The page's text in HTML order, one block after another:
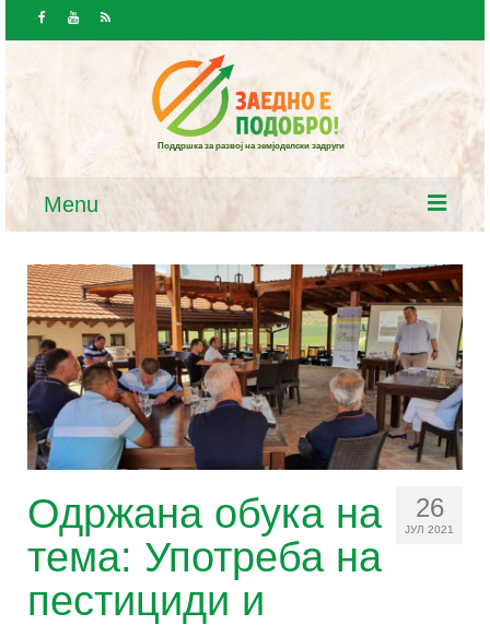
Поддршка за развој на земјоделски задруги
Menu
Почетна
Вести и јавност
Вести
Повици / Огласи
Ресурси
Задружни принципи
Корисни линкови
26
ЈУЛ 2021
Одржана обука на
тема: Употреба на
пестициди и